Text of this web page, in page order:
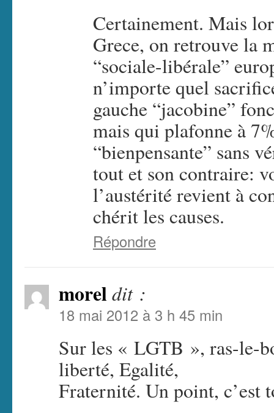
Certainement. Mais
Grece, on retrouve la
“sociale-libérale”
n’importe quel
gauche “jacobine”
mais qui plafonne à
“bienpensante” sans
tout et son contraire:
l’austérité revient à
chérit les causes.
Répondre
morel dit :
18 mai 2012 à 3 h 45 min
Sur les « LGTB », ras-le-
liberté, Egalité,
Fraternité. Un point, c’est